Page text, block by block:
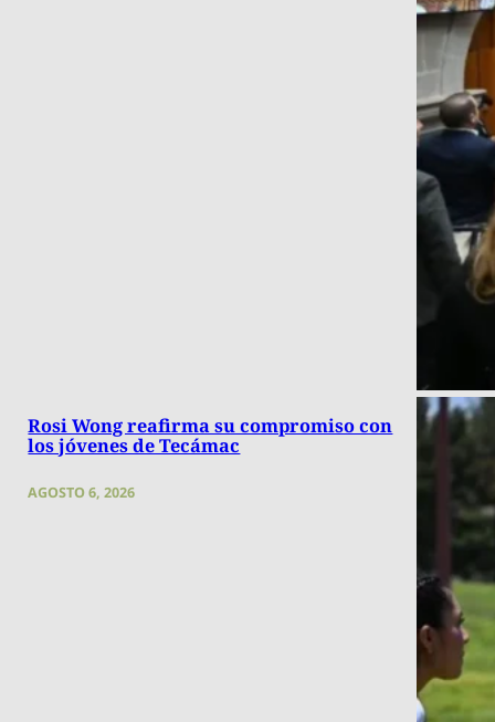
Rosi Wong reafirma su compromiso con
los jóvenes de Tecámac
AGOSTO 6, 2026